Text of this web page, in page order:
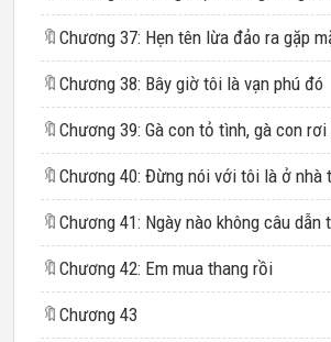
🔖 Chương 37: Hẹn tên lừa đảo ra gặp
🔖 Chương 38: Bây giờ tôi là vạn phú đó
🔖 Chương 39: Gà con tỏ tình, gà con rơi
🔖 Chương 40: Đừng nói với tôi là ở nhà
🔖
🔖 Chương 42: Em mua thang rồi
🔖 Chương 43